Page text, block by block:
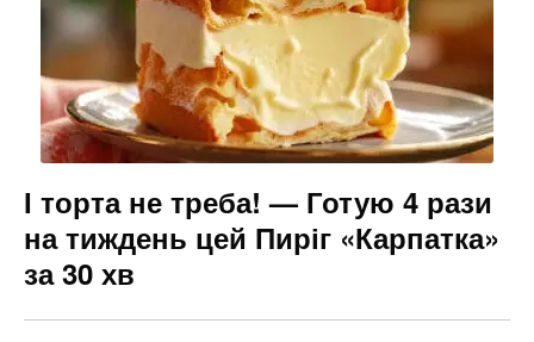
І торта не треба! — Готую 4 рази
на тиждень цей Пиріг «Карпатка»
за 30 хв